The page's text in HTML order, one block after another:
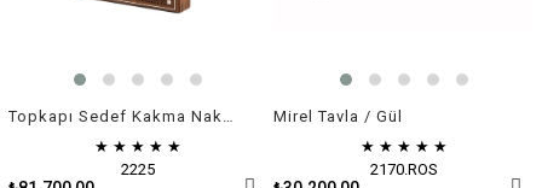
★ ★ ★ ★ ★
2225
Mirel Tavla / Gül
★ ★ ★ ★ ★
2170.ROS